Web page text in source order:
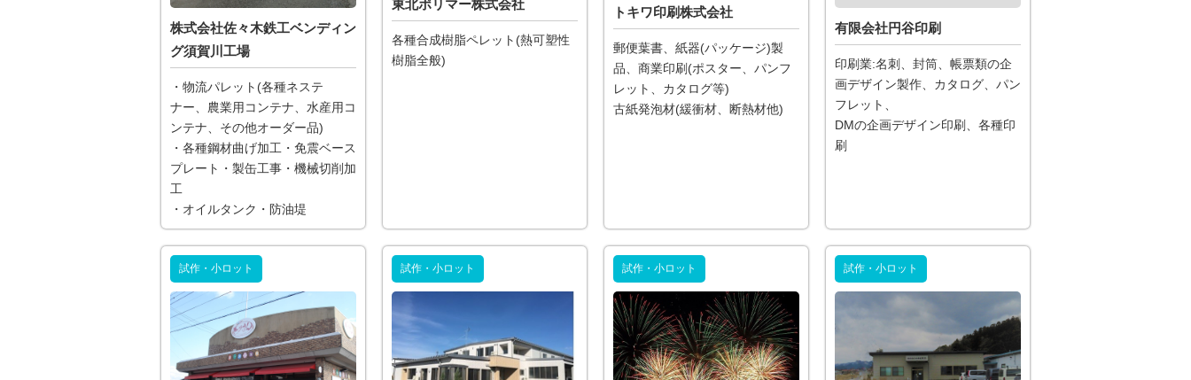
株式会社佐々木鉄工ベンディン
グ須賀川工場
・物流パレット(各種ネステ
ナー、農業用コンテナ、水産用コ
ンテナ、その他オーダー品)
・各種鋼材曲げ加工・免震ベース
プレート・製缶工事・機械切削加
工
・オイルタンク・防油堤
東北ポリマー株式会社
各種合成樹脂ペレット(熱可塑性
樹脂全般)
トキワ印刷株式会社
郵便葉書、紙器(パッケージ)製
品、商業印刷(ポスター、パンフ
レット、カタログ等)
古紙発泡材(緩衝材、断熱材他)
有限会社円谷印刷
印刷業:名刺、封筒、帳票類の企
画デザイン製作、カタログ、パン
フレット、
DMの企画デザイン印刷、各種印
刷
試作・小ロット 試作・小ロット 試作・小ロット 試作・小ロット